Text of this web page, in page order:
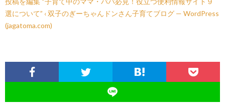
選について” ‹ 双子のぎーちゃんドンさん子育てブログ — WordPress
(jagatoma.com)